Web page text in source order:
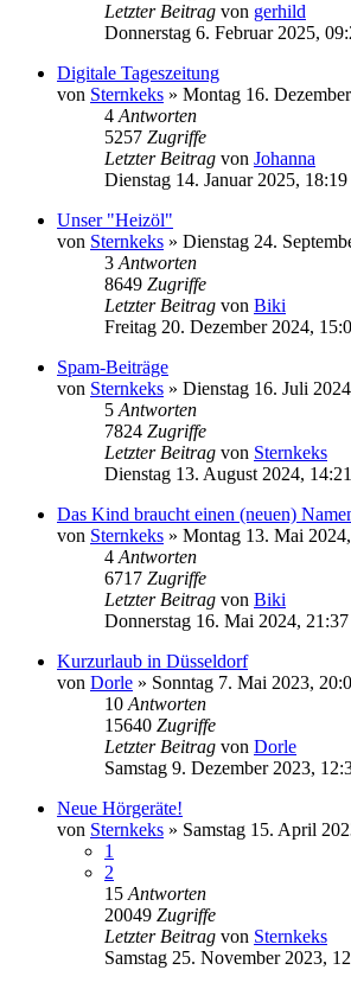
Letzter Beitrag von gerhild
Donnerstag 6. Februar 2025,
Digitale Tageszeitung
von Sternkeks » Montag 16.
4 Antworten
5257 Zugriffe
Letzter Beitrag von Johanna
Dienstag 14. Januar 2025, 18:19
Unser "Heizöl"
von Sternkeks » Dienstag 24.
3 Antworten
8649 Zugriffe
Letzter Beitrag von Biki
Freitag 20. Dezember 2024,
Spam-Beiträge
von Sternkeks » Dienstag 16. Juli
5 Antworten
7824 Zugriffe
Letzter Beitrag von Sternkeks
Dienstag 13. August 2024, 14:21
Das Kind braucht einen (neuen)
von Sternkeks » Montag 13. Mai 2024,
4 Antworten
6717 Zugriffe
Letzter Beitrag von Biki
Donnerstag 16. Mai 2024, 21:37
Kurzurlaub in Düsseldorf
von Dorle » Sonntag 7. Mai 2023,
10 Antworten
15640 Zugriffe
Letzter Beitrag von Dorle
Samstag 9. Dezember 2023,
Neue Hörgeräte!
von Sternkeks » Samstag 15. April
1
2
15 Antworten
20049 Zugriffe
Letzter Beitrag von Sternkeks
Samstag 25. November 2023,